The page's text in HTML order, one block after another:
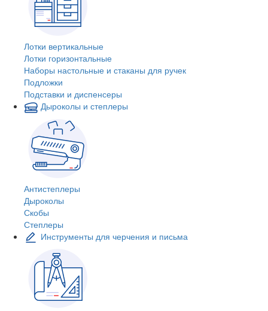
Лотки вертикальные
Лотки горизонтальные
Наборы настольные и стаканы для ручек
Подложки
Подставки и диспенсеры
Дыроколы и степлеры
Антистеплеры
Дыроколы
Скобы
Степлеры
Инструменты для черчения и письма